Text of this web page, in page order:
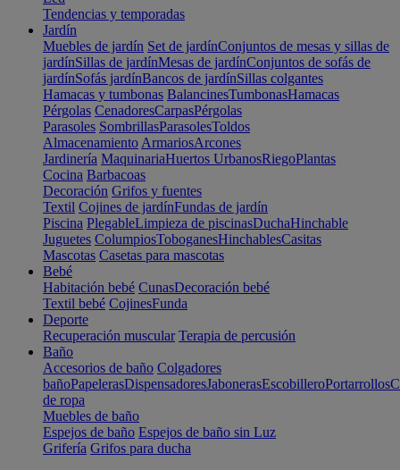
Tendencias y temporadas
Jardín
Muebles de jardín Set de jardínConjuntos de mesas y sillas de
jardínSillas de jardínMesas de jardínConjuntos de sofás de
jardínSofás jardínBancos de jardínSillas colgantes
Hamacas y tumbonas BalancinesTumbonasHamacas
Pérgolas CenadoresCarpasPérgolas
Parasoles SombrillasParasolesToldos
Almacenamiento ArmariosArcones
Jardinería MaquinariaHuertos UrbanosRiegoPlantas
Cocina Barbacoas
Decoración Grifos y fuentes
Textil Cojines de jardínFundas de jardín
Piscina PlegableLimpieza de piscinasDuchaHinchable
Juguetes ColumpiosToboganesHinchablesCasitas
Mascotas Casetas para mascotas
Bebé
Habitación bebé CunasDecoración bebé
Textil bebé CojinesFunda
Deporte
Recuperación muscular Terapia de percusión
Baño
Accesorios de baño Colgadores
bañoPapelerasDispensadoresJabonerasEscobilleroPortarrollos
de ropa
Muebles de baño
Espejos de baño Espejos de baño sin Luz
Grifería Grifos para ducha